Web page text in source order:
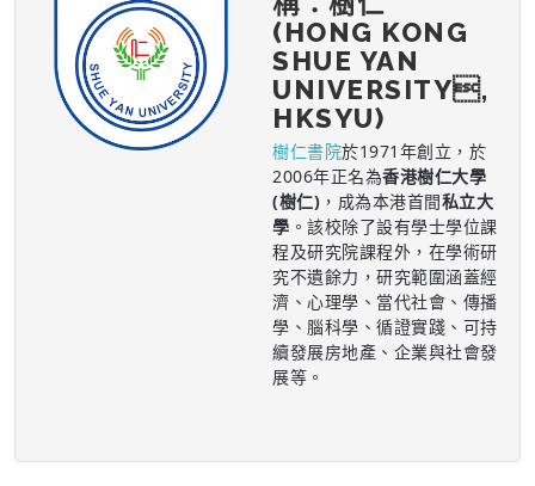
(HONG KONG
SHUE YAN
UNIVERSITY,
HKSYU)
樹仁書院於1971年創立，於
2006年正名為香港樹仁大學
(樹仁) ，成為本港首間私立大
學 。該校除了設有學士學位課
程及研究院課程外，在學術研
究不遺餘力，研究範圍涵蓋經
濟、心理學、當代社會、傳播
學、腦科學、循證實踐、可持
續發展房地產、企業與社會發
展等。